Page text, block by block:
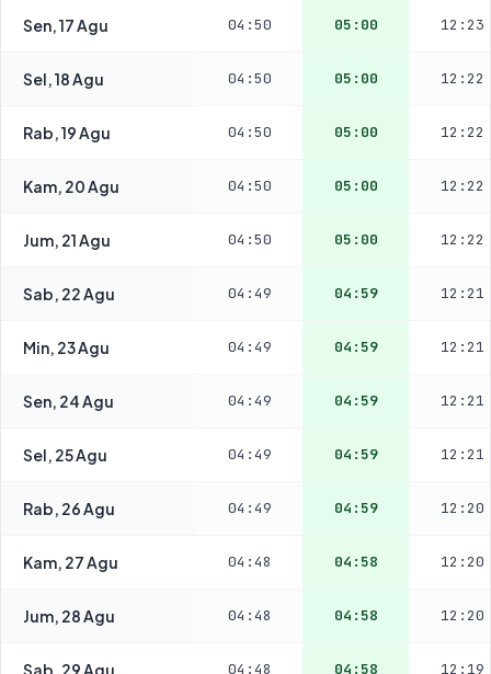
Sen, 17 Agu 04:50 05:00 12:23
Sel, 18 Agu 04:50 05:00 12:22
Rab, 19 Agu 04:50 05:00 12:22
Kam, 20 Agu 04:50 05:00 12:22
Jum, 21 Agu 04:50 05:00 12:22
Sab, 22 Agu 04:49 04:59 12:21
Min, 23 Agu 04:49 04:59 12:21
Sen, 24 Agu 04:49 04:59 12:21
Sel, 25 Agu 04:49 04:59 12:21
Rab, 26 Agu 04:49 04:59 12:20
Kam, 27 Agu 04:48 04:58 12:20
Jum, 28 Agu 04:48 04:58 12:20
Sab, 29 Agu 04:48 04:58 12:19